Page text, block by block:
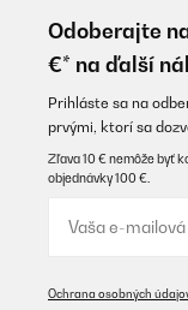
Odoberajte
€* na ďalší
Prihláste sa na
prvými, ktorí sa
Zľava 10 € nemôže byť
objednávky 100 €.
Ochrana osobných